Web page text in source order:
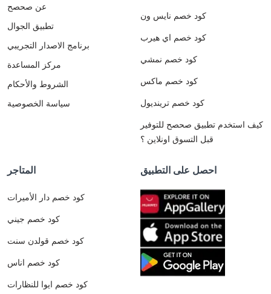
عن صحصح
تطبيق الجوال
برنامج الاصدار التجريبي
مركز المساعدة
الشروط والأحكام
سياسة الخصوصية
كود خصم نايس ون
كود خصم اي هيرب
كود خصم نمشي
كود خصم ماكس
كود خصم ترينديول
كيف استخدم تطبيق صحصح للتوفير
قبل التسوق اونلاين ؟
المتاجر
كود خصم دار الأميرات
كود خصم جيني
كود خصم قولدن سنت
كود خصم اناس
كود خصم ايوا للنظارات
احصل على التطبيق